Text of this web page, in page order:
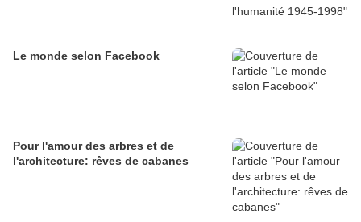
Le monde selon Facebook
Pour l'amour des arbres et de
l'architecture: rêves de cabanes